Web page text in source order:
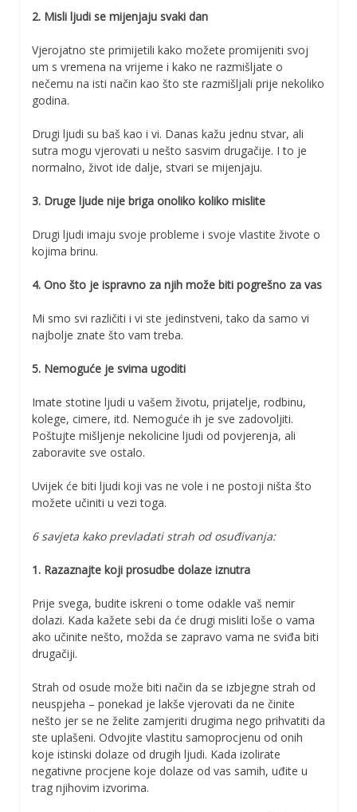
2. Misli ljudi se mijenjaju svaki dan
Vjerojatno ste primijetili kako možete promijeniti svoj
um s vremena na vrijeme i kako ne razmišljate o
nečemu na isti način kao što ste razmišljali prije nekoliko
godina.
Drugi ljudi su baš kao i vi. Danas kažu jednu stvar, ali
sutra mogu vjerovati u nešto sasvim drugačije. I to je
normalno, život ide dalje, stvari se mijenjaju.
3. Druge ljude nije briga onoliko koliko mislite
Drugi ljudi imaju svoje probleme i svoje vlastite živote o
kojima brinu.
4. Ono što je ispravno za njih može biti pogrešno za vas
Mi smo svi različiti i vi ste jedinstveni, tako da samo vi
najbolje znate što vam treba.
5. Nemoguće je svima ugoditi
Imate stotine ljudi u vašem životu, prijatelje, rodbinu,
kolege, cimere, itd. Nemoguće ih je sve zadovoljiti.
Poštujte mišljenje nekolicine ljudi od povjerenja, ali
zaboravite sve ostalo.
Uvijek će biti ljudi koji vas ne vole i ne postoji ništa što
možete učiniti u vezi toga.
6 savjeta kako prevladati strah od osuđivanja:
1. Razaznajte koji prosudbe dolaze iznutra
Prije svega, budite iskreni o tome odakle vaš nemir
dolazi. Kada kažete sebi da će drugi misliti loše o vama
ako učinite nešto, možda se zapravo vama ne sviđa biti
drugačiji.
Strah od osude može biti način da se izbjegne strah od
neuspjeha – ponekad je lakše vjerovati da ne činite
nešto jer se ne želite zamjeriti drugima nego prihvatiti da
ste uplašeni. Odvojite vlastitu samoprocjenu od onih
koje istinski dolaze od drugih ljudi. Kada izolirate
negativne procjene koje dolaze od vas samih, uđite u
trag njihovim izvorima.